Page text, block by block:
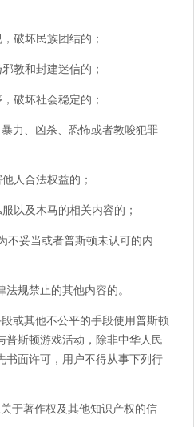
破坏民族团结的；
教和封建迷信的；
破坏社会稳定的；
力、凶杀、恐怖或者教唆犯罪
人合法权益的；
以及木马的相关内容的；
不妥当或者普斯顿未认可的内
规禁止的其他内容的。
或其他不公平的手段使用普斯顿
普斯顿游戏活动，除非中华人民
书面许可，用户不得从事下列行
于著作权及其他知识产权的信